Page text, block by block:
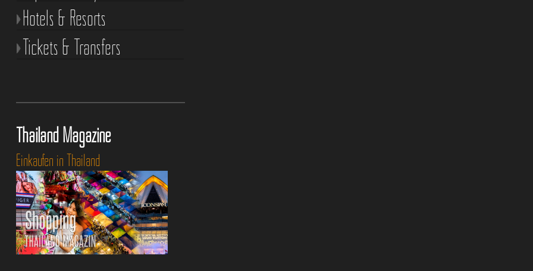
Hotels & Resorts
Tickets & Transfers
Thailand Magazine
Einkaufen in Thailand